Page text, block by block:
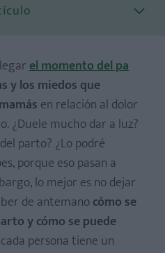
el momento del pa​
y los miedos que
en relación al dolor
¿Duele mucho dar a luz?
parto? ¿Lo podré
porque eso pasan a
lo mejor es no dejar
de antemanocómo se
y cómo se puede
persona tiene un